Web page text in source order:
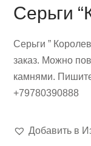
Серьги
Серьги ”
заказ. Можно
камнями.
+79780390888
Добавить в